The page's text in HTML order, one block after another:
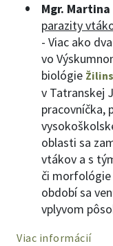
Mgr. Martina
parazity
- Viac ako
vo
biológie
v Tatranskej
pracovníčka,
oblasti sa
vtákov a s
či
období sa
vplyvom
Viac informácií